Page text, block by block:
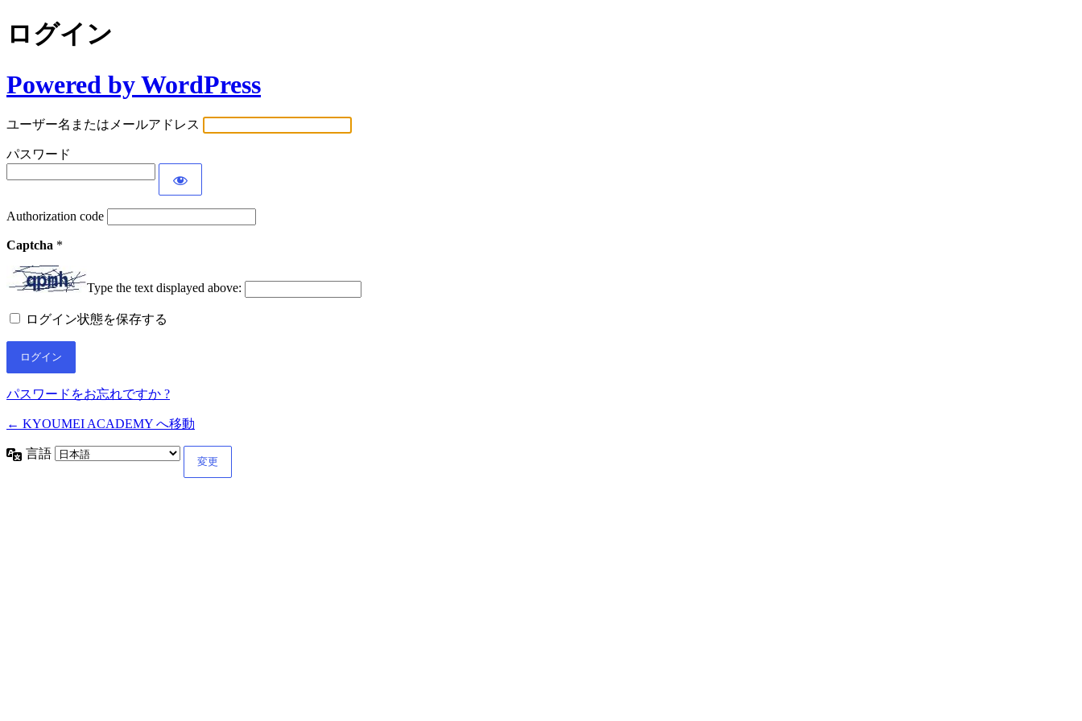
ログイン
Powered by WordPress
ユーザー名またはメールアドレス
パスワード
Authorization code
Captcha *
Type the text displayed above:
ログイン状態を保存する
パスワードをお忘れですか ?
← KYOUMEI ACADEMY へ移動
言語